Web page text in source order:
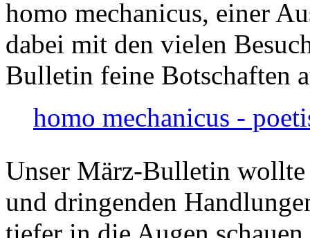
homo mechanicus, einer
dabei mit den vielen
Bulletin feine Botschaften
homo mechanicus -
Unser März-Bulletin
und dringenden